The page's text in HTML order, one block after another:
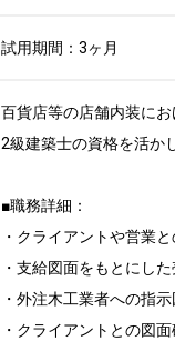
試用期間：3ヶ月
百貨店等の店舗内装に
2級建築士の資格を活か
■職務詳細：
・クライアントや営業
・支給図面をもとにし
・外注木工業者への指
・クライアントとの図